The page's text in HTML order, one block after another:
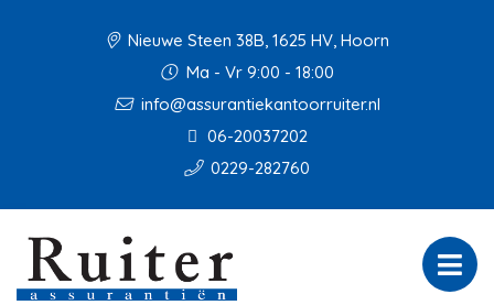
Nieuwe Steen 38B, 1625 HV, Hoorn
Ma - Vr 9:00 - 18:00
info@assurantiekantoorruiter.nl
06-20037202
0229-282760